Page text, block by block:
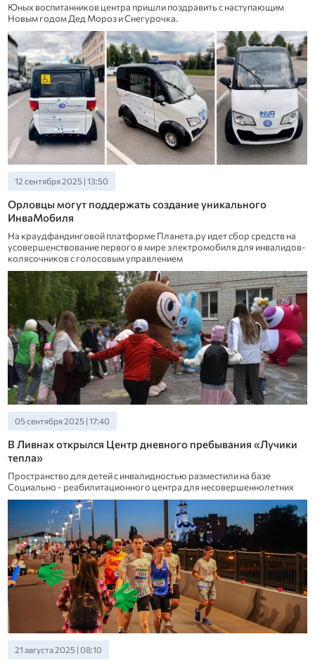
Юных воспитанников центра пришли поздравить с наступающим
Новым годом Дед Мороз и Снегурочка.
12 сентября 2025 | 13:50
Орловцы могут поддержать создание уникального
ИнваМобиля
На краудфандинговой платформе Планета.ру идет сбор средств на
усовершенствование первого в мире электромобиля для инвалидов-
колясочников с голосовым управлением
05 сентября 2025 | 17:40
В Ливнах открылся Центр дневного пребывания «Лучики
тепла»
Пространство для детей с инвалидностью разместили на базе
Социально - реабилитационного центра для несовершеннолетних
21 августа 2025 | 08:10